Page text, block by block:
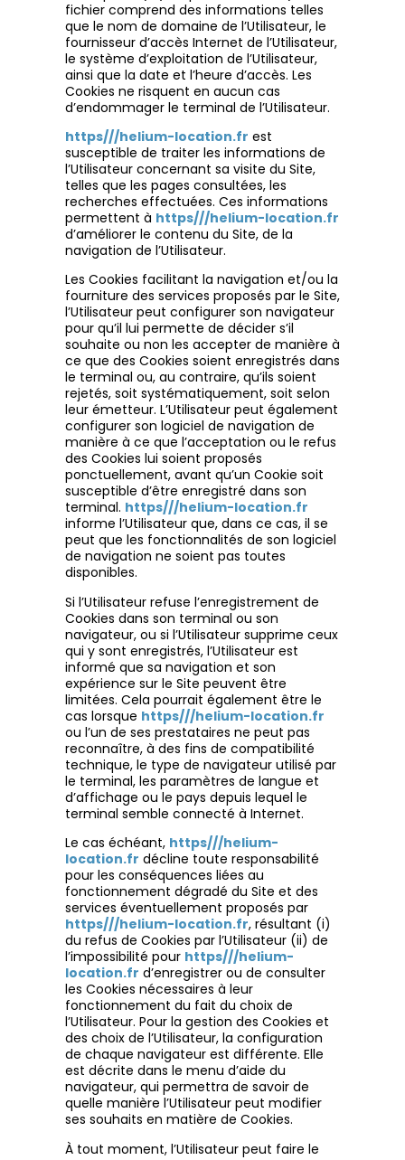
fichier comprend des informations telles
que le nom de domaine de l’Utilisateur, le
fournisseur d’accès Internet de l’Utilisateur,
le système d’exploitation de l’Utilisateur,
ainsi que la date et l’heure d’accès. Les
Cookies ne risquent en aucun cas
d’endommager le terminal de l’Utilisateur.
https///helium-location.fr est
susceptible de traiter les informations de
l’Utilisateur concernant sa visite du Site,
telles que les pages consultées, les
recherches effectuées. Ces informations
permettent à https///helium-location.fr
d’améliorer le contenu du Site, de la
navigation de l’Utilisateur.
Les Cookies facilitant la navigation et/ou la
fourniture des services proposés par le Site,
l’Utilisateur peut configurer son navigateur
pour qu’il lui permette de décider s’il
souhaite ou non les accepter de manière à
ce que des Cookies soient enregistrés dans
le terminal ou, au contraire, qu’ils soient
rejetés, soit systématiquement, soit selon
leur émetteur. L’Utilisateur peut également
configurer son logiciel de navigation de
manière à ce que l’acceptation ou le refus
des Cookies lui soient proposés
ponctuellement, avant qu’un Cookie soit
susceptible d’être enregistré dans son
terminal. https///helium-location.fr
informe l’Utilisateur que, dans ce cas, il se
peut que les fonctionnalités de son logiciel
de navigation ne soient pas toutes
disponibles.
Si l’Utilisateur refuse l’enregistrement de
Cookies dans son terminal ou son
navigateur, ou si l’Utilisateur supprime ceux
qui y sont enregistrés, l’Utilisateur est
informé que sa navigation et son
expérience sur le Site peuvent être
limitées. Cela pourrait également être le
cas lorsque https///helium-location.fr
ou l’un de ses prestataires ne peut pas
reconnaître, à des fins de compatibilité
technique, le type de navigateur utilisé par
le terminal, les paramètres de langue et
d’affichage ou le pays depuis lequel le
terminal semble connecté à Internet.
Le cas échéant, https///helium-
location.fr décline toute responsabilité
pour les conséquences liées au
fonctionnement dégradé du Site et des
services éventuellement proposés par
https///helium-location.fr, résultant (i)
du refus de Cookies par l’Utilisateur (ii) de
l’impossibilité pour https///helium-
location.fr d’enregistrer ou de consulter
les Cookies nécessaires à leur
fonctionnement du fait du choix de
l’Utilisateur. Pour la gestion des Cookies et
des choix de l’Utilisateur, la configuration
de chaque navigateur est différente. Elle
est décrite dans le menu d’aide du
navigateur, qui permettra de savoir de
quelle manière l’Utilisateur peut modifier
ses souhaits en matière de Cookies.
À tout moment, l’Utilisateur peut faire le